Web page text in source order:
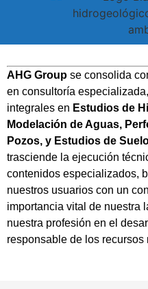
AHG Group se consolida
en consultoría
integrales en Estudios de
Modelación de Aguas,
Pozos, y Estudios de
trasciende la ejecución
contenidos especializados,
nuestros usuarios con un
importancia vital de nuestra
nuestra profesión en el
responsable de los recursos